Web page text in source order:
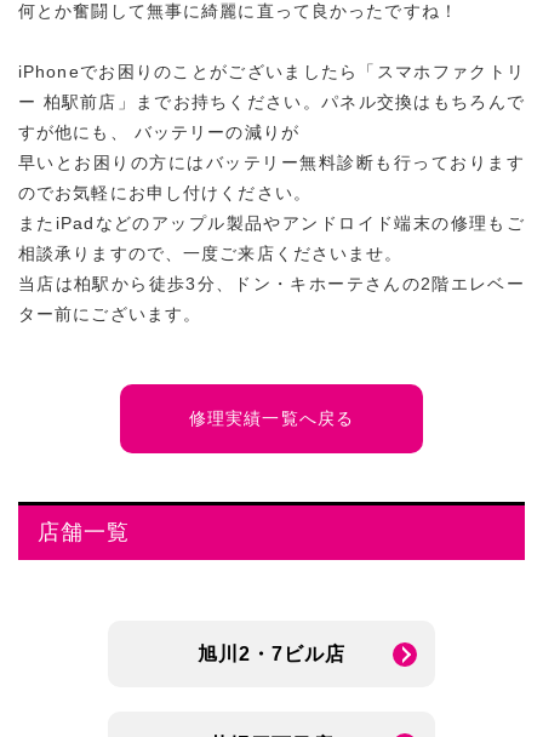
何とか奮闘して無事に綺麗に直って良かったですね！
iPhoneでお困りのことがございましたら「スマホファクトリ
ー 柏駅前店」までお持ちください。パネル交換はもちろんで
すが他にも、 バッテリーの減りが
早いとお困りの方にはバッテリー無料診断も行っております
のでお気軽にお申し付けください。
またiPadなどのアップル製品やアンドロイド端末の修理もご
相談承りますので、一度ご来店くださいませ。
当店は柏駅から徒歩3分、ドン・キホーテさんの2階エレベー
ター前にございます。
修理実績一覧へ戻る
店舗一覧
旭川2・7ビル店